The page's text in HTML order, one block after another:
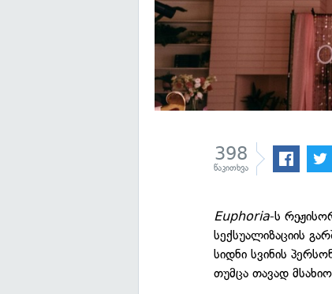
398
წაკითხვა
Euphoria-ს
სექსუალიზაციის
სიდნი სვინის
თუმცა თავად